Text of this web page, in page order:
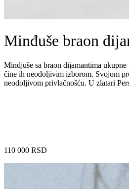
Minđuše braon
Mindjuše sa braon dijamantima
čine ih neodoljivim izborom. Svojom
neodoljivom privlačnošću. U zlatari
110 000 RSD